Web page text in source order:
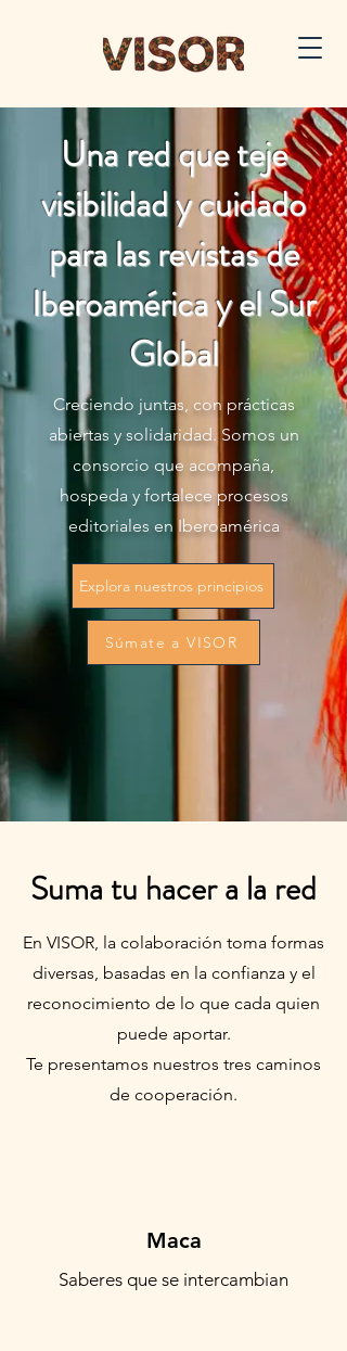
Una red que teje
visibilidad y cuidado
para las revistas de
Iberoamérica y el Sur
Global
Creciendo juntas, con prácticas
abiertas y solidaridad. Somos un
consorcio que acompaña,
hospeda y fortalece procesos
editoriales en Iberoamérica
Explora nuestros principios
Súmate a VISOR
Suma tu hacer a la red
En VISOR, la colaboración toma formas
diversas, basadas en la confianza y el
reconocimiento de lo que cada quien
puede aportar.
Te presentamos nuestros tres caminos
de cooperación.
Maca
Saberes que se intercambian